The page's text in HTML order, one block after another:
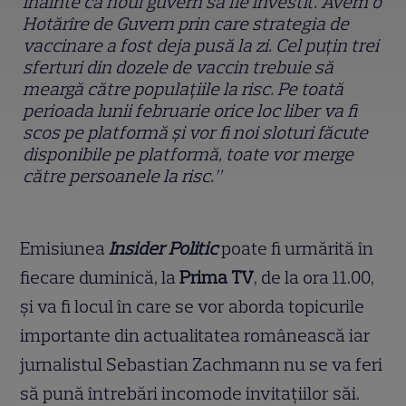
Hotărîre de Guvern prin care strategia de
vaccinare a fost deja pusă la zi. Cel puțin trei
sferturi din dozele de vaccin trebuie să
meargă către populațiile la risc. Pe toată
perioada lunii februarie orice loc liber va fi
scos pe platformă și vor fi noi sloturi făcute
disponibile pe platformă, toate vor merge
către persoanele la risc.”
EmisiuneaInsider Politicpoate fi urmărită în
fiecare duminică, laPrima TV, de la ora 11.00,
și va fi locul în care se vor aborda topicurile
importante din actualitatea românească iar
jurnalistul Sebastian Zachmann nu se va feri
să pună întrebări incomode invitațiilor săi.